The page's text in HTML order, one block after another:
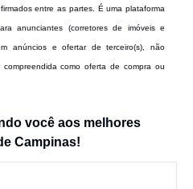
entre as partes. É uma plataforma
anunciantes (corretores de imóveis e
anúncios e ofertar de terceiro(s), não
como oferta de compra ou
você aos melhores
Campinas!